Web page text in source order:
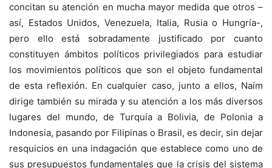
concitan su atención en mucha mayor medida que otros –
así, Estados Unidos, Venezuela, Italia, Rusia o Hungría-,
pero ello está sobradamente justificado por cuanto
constituyen ámbitos políticos privilegiados para estudiar
los movimientos políticos que son el objeto fundamental
de esta reflexión. En cualquier caso, junto a ellos, Naím
dirige también su mirada y su atención a los más diversos
lugares del mundo, de Turquía a Bolivia, de Polonia a
Indonesia, pasando por Filipinas o Brasil, es decir, sin dejar
resquicios en una indagación que establece como uno de
sus presupuestos fundamentales que la crisis del sistema